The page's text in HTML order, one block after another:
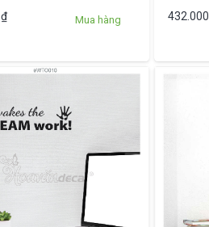
₫ Mua hàng
432.000